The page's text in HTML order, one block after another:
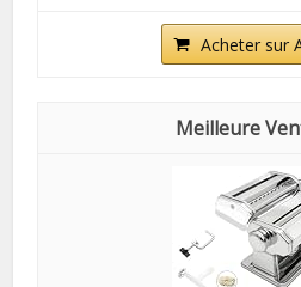
Acheter sur